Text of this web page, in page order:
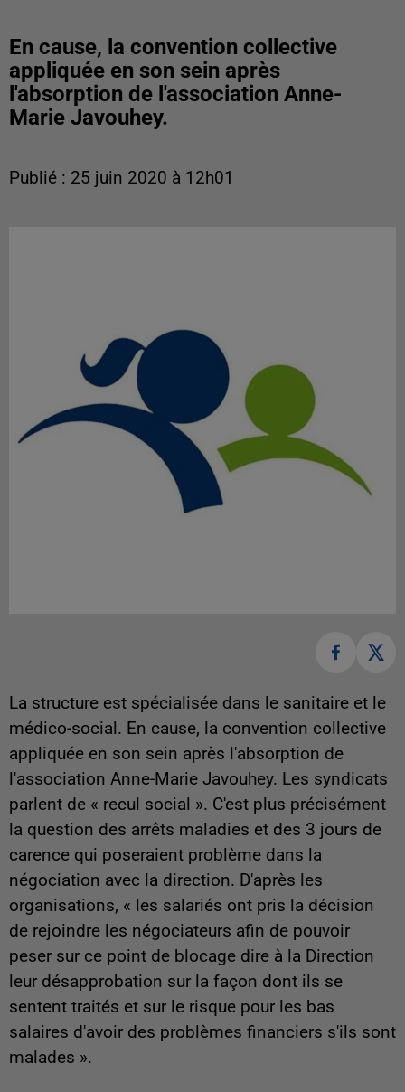
En cause, la convention collective
appliquée en son sein après
l'absorption de l'association Anne-
Marie Javouhey.
Publié : 25 juin 2020 à 12h01
La structure est spécialisée dans le sanitaire et le
médico-social. En cause, la convention collective
appliquée en son sein après l'absorption de
l'association Anne-Marie Javouhey. Les syndicats
parlent de « recul social ». C'est plus précisément
la question des arrêts maladies et des 3 jours de
carence qui poseraient problème dans la
négociation avec la direction. D'après les
organisations, « les salariés ont pris la décision
de rejoindre les négociateurs afin de pouvoir
peser sur ce point de blocage dire à la Direction
leur désapprobation sur la façon dont ils se
sentent traités et sur le risque pour les bas
salaires d'avoir des problèmes financiers s'ils sont
malades ».